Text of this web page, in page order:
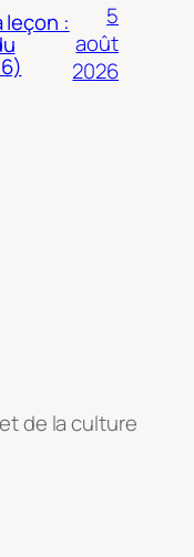
leçon :
5
août
2026
de la culture